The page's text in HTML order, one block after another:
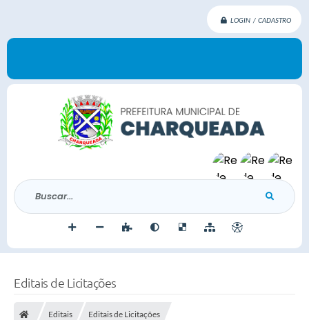
LOGIN / CADASTRO
Buscar...
Editais de Licitações
Editais Editais de Licitações